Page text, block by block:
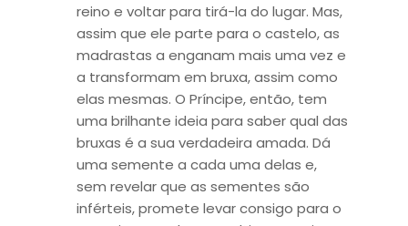
reino e voltar para tirá-la do lugar. Mas,
assim que ele parte para o castelo, as
madrastas a enganam mais uma vez e
a transformam em bruxa, assim como
elas mesmas. O Príncipe, então, tem
uma brilhante ideia para saber qual das
bruxas é a sua verdadeira amada. Dá
uma semente a cada uma delas e,
sem revelar que as sementes são
inférteis, promete levar consigo para o